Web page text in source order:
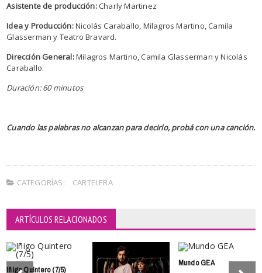
Asistente de producción:Charly Martinez
Idea y Producción:Nicolás Caraballo, Milagros Martino, Camila
Glasserman y Teatro Bravard.
Dirección General:Milagros Martino, Camila Glasserman y Nicolás
Caraballo.
Duración: 60 minutos
Cuando las palabras no alcanzan para decirlo, probá con una canción.
CATEGORÍAS: CARTELERA
ARTÍCULOS RELACIONADOS
Iñigo Quintero (7/5)
Mundo GEA